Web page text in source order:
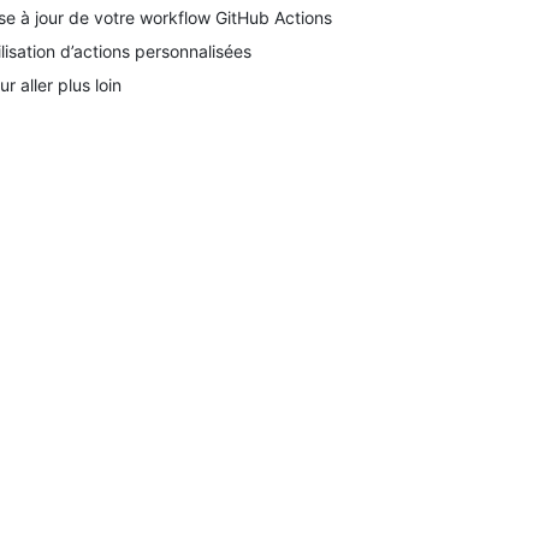
à jour de votre workflow GitHub Actions
d’actions personnalisées
aller plus loin